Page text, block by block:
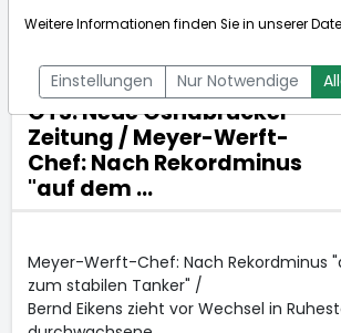
NEWSBOT
OTS: Neue Osnabrücker
Zeitung / Meyer-Werft-
Chef: Nach Rekordminus
"auf dem ...
Meyer-Werft-Chef: Nach Rekordminus
zum stabilen Tanker" /
Bernd Eikens zieht vor Wechsel in
Weitere Informationen finden Sie in unserer
Einstellungen Nur Notwendige